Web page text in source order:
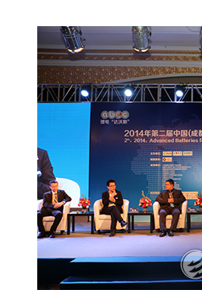
:中国电池产